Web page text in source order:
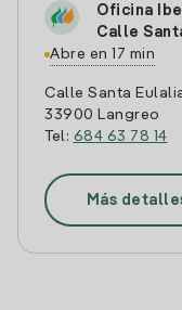
Oficina
Calle
Abre en 17 min
Calle Santa
33900 Langreo
Tel: 684 63 78 14
Más